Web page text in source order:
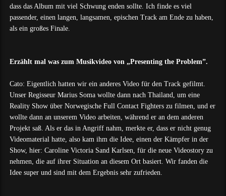
dass das Album mit viel Schwung enden sollte. Ich finde es viel
passender, einen langen, langsamen, epischen Track am Ende zu haben,
als ein großes Finale.
Erzählt mal was zum Musikvideo von „Presenting the Problem”.
Cato: Eigentlich hatten wir ein anderes Video für den Track gefilmt.
Unser Regisseur Marius Soma wollte dann nach Thailand, um eine
Reality Show über Norwegische Full Contact Fighters zu filmen, und er
wollte dann an unserem Video arbeiten, während er an dem anderen
Projekt saß. Als er das in Angriff nahm, merkte er, dass er nicht genug
Videomaterial hatte, also kam ihm die Idee, einen der Kämpfer in der
Show, hier: Caroline Victoria Sand Karlsen, für die neue Videostory zu
nehmen, die auf ihrer Situation an diesem Ort basiert. Wir fanden die
Idee super und sind mit dem Ergebnis sehr zufrieden.